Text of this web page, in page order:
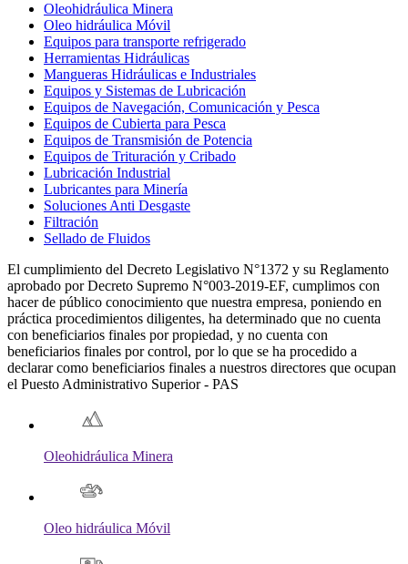
Oleohidráulica Minera
Oleo hidráulica Móvil
Equipos para transporte refrigerado
Herramientas Hidráulicas
Mangueras Hidráulicas e Industriales
Equipos y Sistemas de Lubricación
Equipos de Navegación, Comunicación y Pesca
Equipos de Cubierta para Pesca
Equipos de Transmisión de Potencia
Equipos de Trituración y Cribado
Lubricación Industrial
Lubricantes para Minería
Soluciones Anti Desgaste
Filtración
Sellado de Fluidos
El cumplimiento del Decreto Legislativo N°1372 y su Reglamento
aprobado por Decreto Supremo N°003-2019-EF, cumplimos con
hacer de público conocimiento que nuestra empresa, poniendo en
práctica procedimientos diligentes, ha determinado que no cuenta
con beneficiarios finales por propiedad, y no cuenta con
beneficiarios finales por control, por lo que se ha procedido a
declarar como beneficiarios finales a nuestros directores que ocupan
el Puesto Administrativo Superior - PAS
Oleohidráulica Minera
Oleo hidráulica Móvil